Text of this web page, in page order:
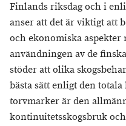
Finlands riksdag och i
anser att det är viktigt att
och ekonomiska
användningen av de
stöder att olika
bästa sätt enligt den
torvmarker är den
kontinuitetsskogsbruk